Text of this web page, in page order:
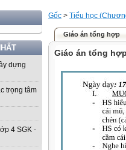
dựng
trọng tâm
4 SGK -
Gốc > Tiểu học
Giáo án tổng hợp
Giáo án tổng hợp